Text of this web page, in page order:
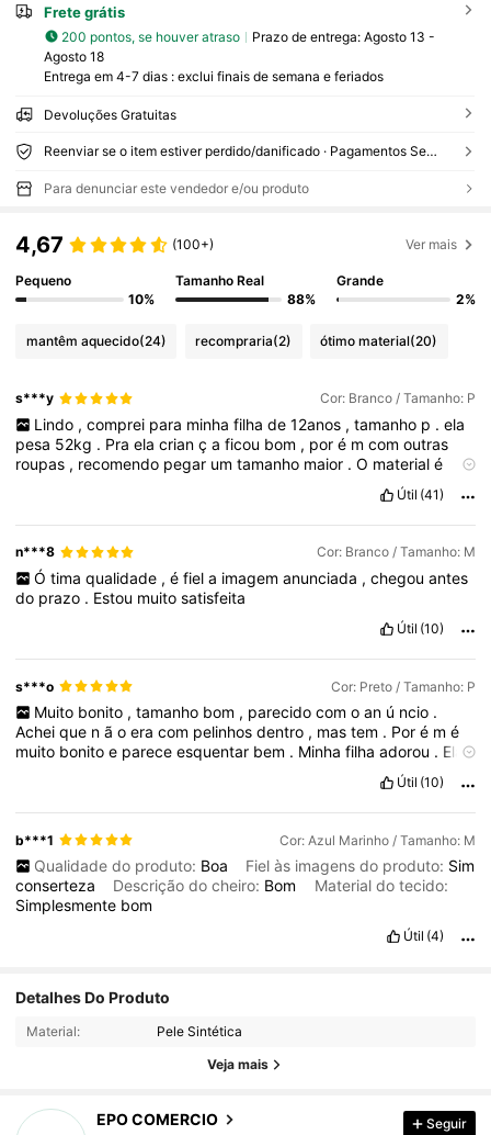
Frete grátis
200 pontos, se houver atraso Prazo de entrega: Agosto 13 -
Agosto 18
Entrega em 4-7 dias : exclui finais de semana e feriados
Devoluções Gratuitas
Reenviar se o item estiver perdido/danificado · Pagamentos Seguros · Proteção de privacidade
Para denunciar este vendedor e/ou produto
4,67 (100+) Ver mais
Pequeno
10%
Tamanho Real
88%
Grande
2%
mantêm aquecido(24) recompraria(2) ótimo material(20)
s***y Cor: Branco / Tamanho: P
Lindo , comprei para minha filha de 12anos , tamanho p . ela
pesa 52kg . Praelacriançaficou bom , poré mcomoutras
roupas , recomendo pegar umtamanho maior .O materialé
parece
Útil (41)
n***8 Cor: Branco / Tamanho: M
Ó tima qualidade , é fiel a imagem anunciada , chegou antes
do prazo . Estou muitosatisfeita
Útil (10)
s***o Cor: Preto / Tamanho: P
Muito bonito , tamanho bom , parecido com o an ú ncio .
Acheique nãoeracom pelinhosdentro , mastem . Poré mé
muito bonitoe pareceesquentar bem . Minhafilhaadorou . Ela
nela
Útil (10)
b***1 Cor: Azul Marinho / Tamanho: M
Qualidade do produto: Boa Fiel às imagens do produto: Sim
conserteza
Descrição do cheiro: Bom
Material do tecido:
Simplesmente bom
Útil (4)
Detalhes Do Produto
Material: Pele Sintética
Veja mais
EPO COMERCIO
4,64 653 Seguidores
653 Seguidores
4,64
653 Seguidores
Seguir